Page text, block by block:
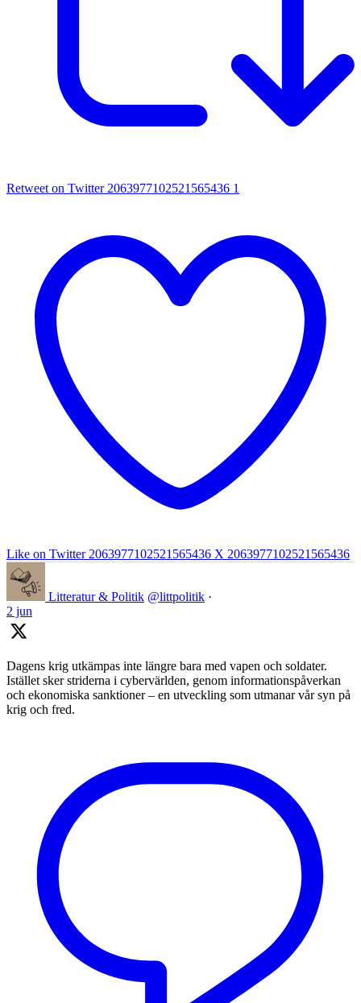
Retweet on Twitter 2063977102521565436 1
Like on Twitter 2063977102521565436 X 2063977102521565436
Litteratur & Politik @littpolitik ·
2 jun
Dagens krig utkämpas inte längre bara med vapen och soldater.
Istället sker striderna i cybervärlden, genom informationspåverkan
och ekonomiska sanktioner – en utveckling som utmanar vår syn på
krig och fred.